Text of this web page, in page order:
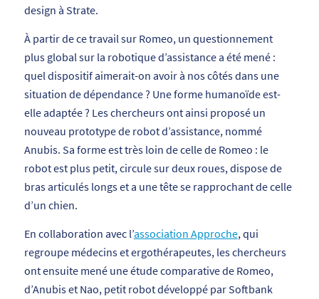
design à Strate.
À partir de ce travail sur Romeo, un questionnement
plus global sur la robotique d’assistance a été mené :
quel dispositif aimerait-on avoir à nos côtés dans une
situation de dépendance ? Une forme humanoïde est-
elle adaptée ? Les chercheurs ont ainsi proposé un
nouveau prototype de robot d’assistance, nommé
Anubis. Sa forme est très loin de celle de Romeo : le
robot est plus petit, circule sur deux roues, dispose de
bras articulés longs et a une tête se rapprochant de celle
d’un chien.
En collaboration avec l’association Approche, qui
regroupe médecins et ergothérapeutes, les chercheurs
ont ensuite mené une étude comparative de Romeo,
d’Anubis et Nao, petit robot développé par Softbank